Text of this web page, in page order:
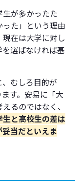
が多かったた
た」という理由
在は大学に対し
選ばなければ基
むしろ目的が
す。安易に「大
るのではなく、
生と高校生の差は
当だといえま